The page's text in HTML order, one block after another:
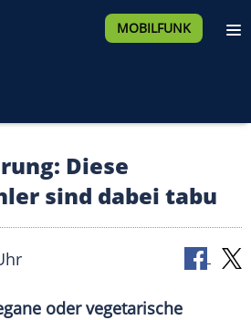
MOBILFUNK
Diese
sind dabei tabu
oder vegetarische